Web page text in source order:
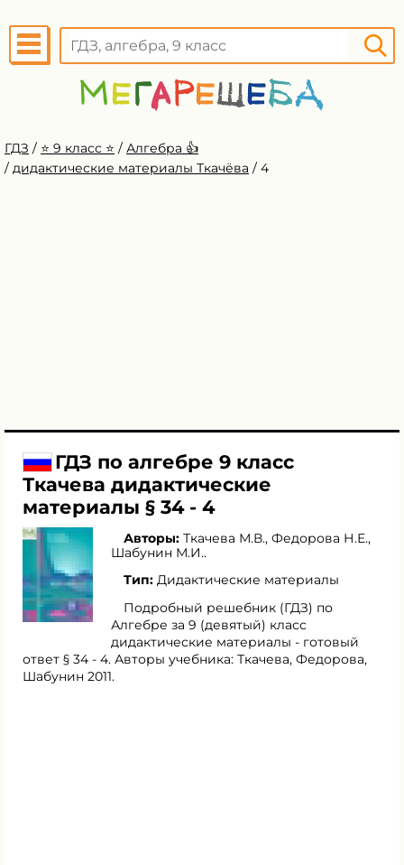
ГДЗ / ⭐️ 9 класс ⭐️ / Алгебра 👍
/ дидактические материалы Ткачёва / 4
ГДЗ по алгебре 9 класс
Ткачева дидактические
материалы § 34 - 4
Авторы: Ткачева М.В., Федорова Н.Е.,
Шабунин М.И..
Тип: Дидактические материалы
Подробный решебник (ГДЗ) по
Алгебре за 9 (девятый) класс
дидактические материалы - готовый
ответ § 34 - 4. Авторы учебника: Ткачева, Федорова,
Шабунин 2011.